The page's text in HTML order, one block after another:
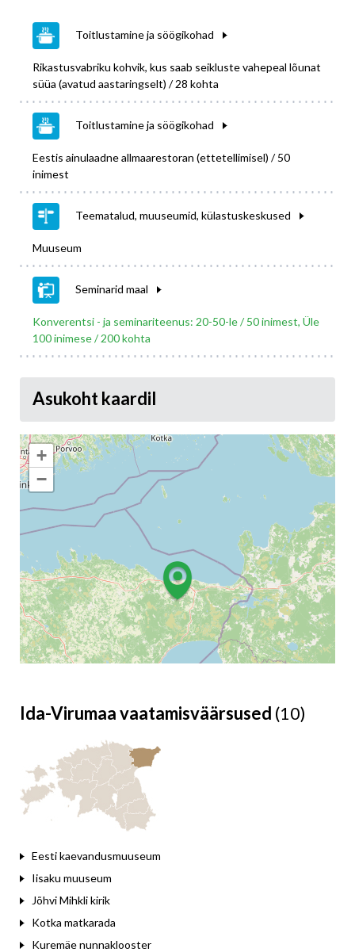
Toitlustamine ja söögikohad
Rikastusvabriku kohvik, kus saab seikluste vahepeal lõunat
süüa (avatud aastaringselt) / 28 kohta
Toitlustamine ja söögikohad
Eestis ainulaadne allmaarestoran (ettetellimisel) / 50
inimest
Teematalud, muuseumid, külastuskeskused
Muuseum
Seminarid maal
Konverentsi - ja seminariteenus: 20-50-le / 50 inimest, Üle
100 inimese / 200 kohta
Asukoht kaardil
+
−
Ida-Virumaa vaatamisväärsused (10)
Eesti kaevandusmuuseum
Iisaku muuseum
Jõhvi Mihkli kirik
Kotka matkarada
Kuremäe nunnaklooster